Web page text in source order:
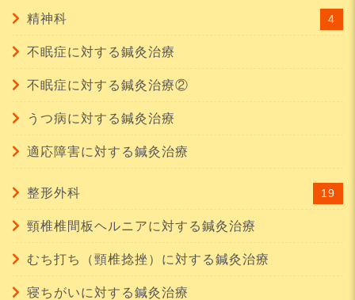
精神科 4
不眠症に対する鍼灸治療
不眠症に対する鍼灸治療②
うつ病に対する鍼灸治療
適応障害に対する鍼灸治療
整形外科 19
頸椎椎間板ヘルニアに対する鍼灸治療
むち打ち（頸椎捻挫）に対する鍼灸治療
寝ちがいに対する鍼灸治療